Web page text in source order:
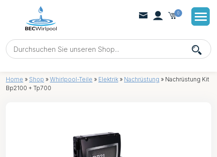
0
Home » Shop » Whirlpool-Teile » Elektrik » Nachrüstung » Nachrüstung Kit
Bp2100 + Tp700